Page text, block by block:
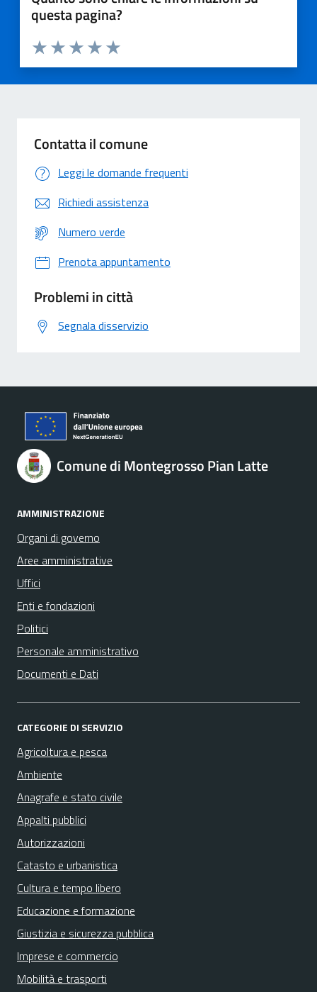
questa pagina?
Valuta 5 stelle su 5
Valuta 4 stelle su 5
Valuta 3 stelle su 5
Valuta 2 stelle su 5
Valuta 1 stelle su 5
Contatta il comune
Leggi le domande frequenti
Richiedi assistenza
Numero verde
Prenota appuntamento
Problemi in città
Segnala disservizio
Comune di Montegrosso Pian Latte
AMMINISTRAZIONE
Organi di governo
Aree amministrative
Uffici
Enti e fondazioni
Politici
Personale amministrativo
Documenti e Dati
CATEGORIE DI SERVIZIO
Agricoltura e pesca
Ambiente
Anagrafe e stato civile
Appalti pubblici
Autorizzazioni
Catasto e urbanistica
Cultura e tempo libero
Educazione e formazione
Giustizia e sicurezza pubblica
Imprese e commercio
Mobilità e trasporti